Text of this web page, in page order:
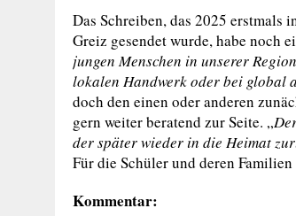
Das Schreiben, das 2025 erstmals
Greiz gesendet wurde, habe noch
jungen Menschen in unserer
lokalen Handwerk oder bei global
doch den einen oder anderen
gern weiter beratend zur Seite. „
der später wieder in die Heimat
Für die Schüler und deren
Kommentar: